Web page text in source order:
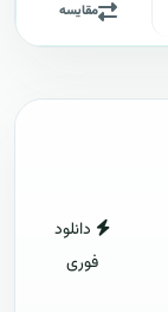
مقایسه
دانلود
فوری